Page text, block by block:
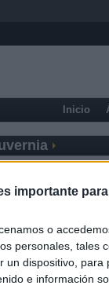
importante
o
personales, tales
dispositivo, para
e información
Inicio